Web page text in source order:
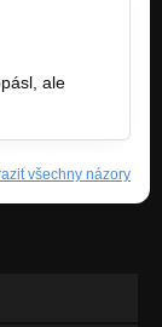
ale
všechny názory